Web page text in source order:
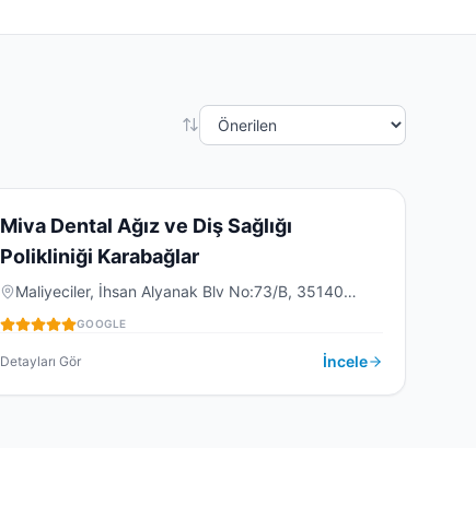
M
DIŞ KLINIĞI
Miva Dental Ağız ve Diş Sağlığı
Polikliniği Karabağlar
Maliyeciler, İhsan Alyanak Blv No:73/B, 35140
Karabağlar/İzmir, Türkiye
GOOGLE
Detayları Gör İncele